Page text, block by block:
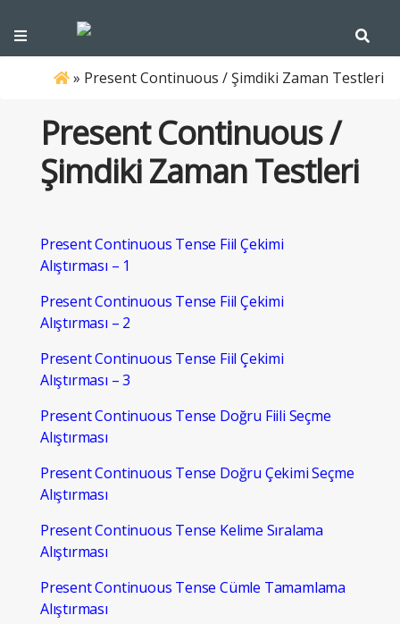
» Present Continuous / Şimdiki Zaman Testleri
Present Continuous /
Şimdiki Zaman Testleri
Present Continuous Tense Fiil Çekimi
Alıştırması – 1
Present Continuous Tense Fiil Çekimi
Alıştırması – 2
Present Continuous Tense Fiil Çekimi
Alıştırması – 3
Present Continuous Tense Doğru Fiili Seçme
Alıştırması
Present Continuous Tense Doğru Çekimi Seçme
Alıştırması
Present Continuous Tense Kelime Sıralama
Alıştırması
Present Continuous Tense Cümle Tamamlama
Alıştırması